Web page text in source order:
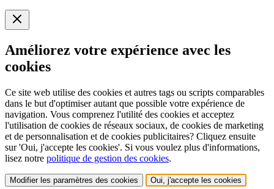
Améliorez votre expérience avec les
cookies
Ce site web utilise des cookies et autres tags ou scripts comparables
dans le but d'optimiser autant que possible votre expérience de
navigation. Vous comprenez l'utilité des cookies et acceptez
l'utilisation de cookies de réseaux sociaux, de cookies de marketing
et de personnalisation et de cookies publicitaires? Cliquez ensuite
sur 'Oui, j'accepte les cookies'. Si vous voulez plus d'informations,
lisez notre politique de gestion des cookies.
Modifier les paramètres des cookies Oui, j'accepte les cookies